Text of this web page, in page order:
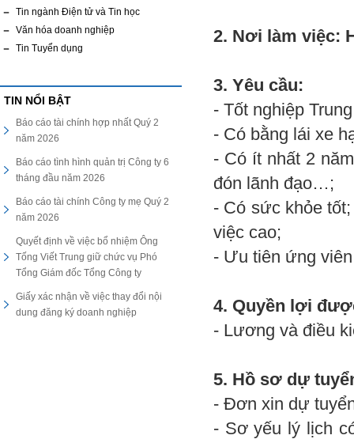
Tin ngành Điện tử và Tin học
Văn hóa doanh nghiệp
Tin Tuyển dụng
TIN NỔI BẬT
Báo cáo tài chính hợp nhất Quý 2
năm 2026
Báo cáo tình hình quản trị Công ty 6
tháng đầu năm 2026
Báo cáo tài chính Công ty mẹ Quý 2
năm 2026
Quyết định về việc bổ nhiệm Ông
Tống Viết Trung giữ chức vụ Phó
Tổng Giám đốc Tổng Công ty
Giấy xác nhận về việc thay đổi nội
dung đăng ký doanh nghiệp
2. Nơi làm việc:
3. Yêu cầu:
- Tốt nghiệp
- Có bằng lái xe
- Có ít nhất 2
đón lãnh đạo…;
- Có sức khỏe
việc cao;
- Ưu tiên ứng
4. Quyền lợi
- Lương và điều
5. Hồ sơ dự
- Đơn xin dự
- Sơ yếu lý lịch